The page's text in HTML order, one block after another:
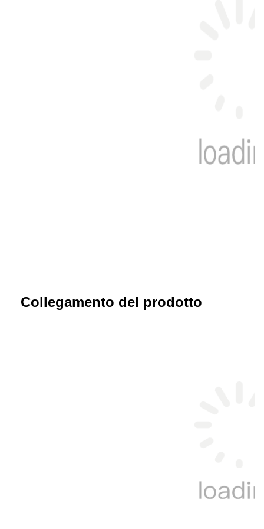
Collegamento del prodotto